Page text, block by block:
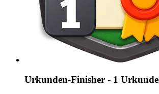
Urkunden-Finisher - 1 Urkunde